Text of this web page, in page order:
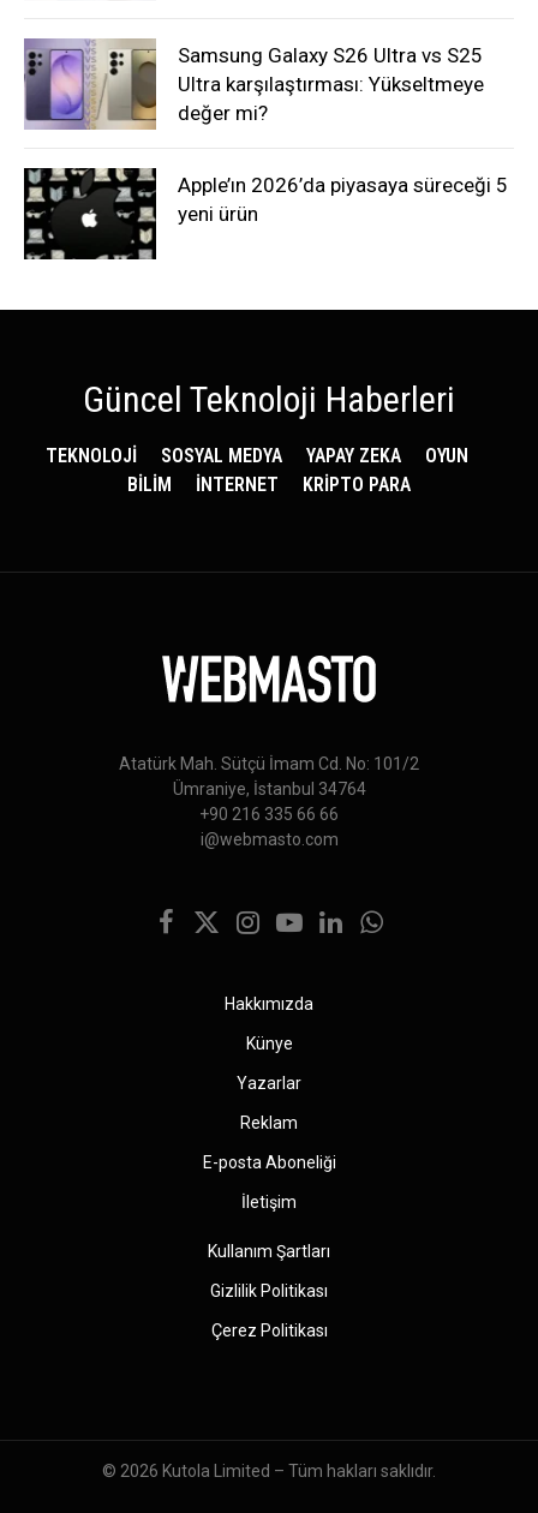
Samsung Galaxy S26 Ultra vs S25
Ultra karşılaştırması: Yükseltmeye
değer mi?
Apple’ın 2026’da piyasaya süreceği 5
yeni ürün
Güncel Teknoloji Haberleri
TEKNOLOJİ SOSYAL MEDYA YAPAY ZEKA
OYUN
BİLİM
İNTERNET KRİPTO PARA
Atatürk Mah. Sütçü İmam Cd. No: 101/2
Ümraniye, İstanbul 34764
+90 216 335 66 66
i@webmasto.com
Facebook
X
Instagram
YouTubeLinkedInWhatsApp
Hakkımızda
Künye
Yazarlar
Reklam
E-posta Aboneliği
İletişim
Kullanım Şartları
Gizlilik Politikası
Çerez Politikası
© 2026 Kutola Limited – Tüm hakları saklıdır.